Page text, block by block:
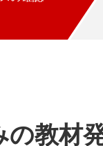
の教材